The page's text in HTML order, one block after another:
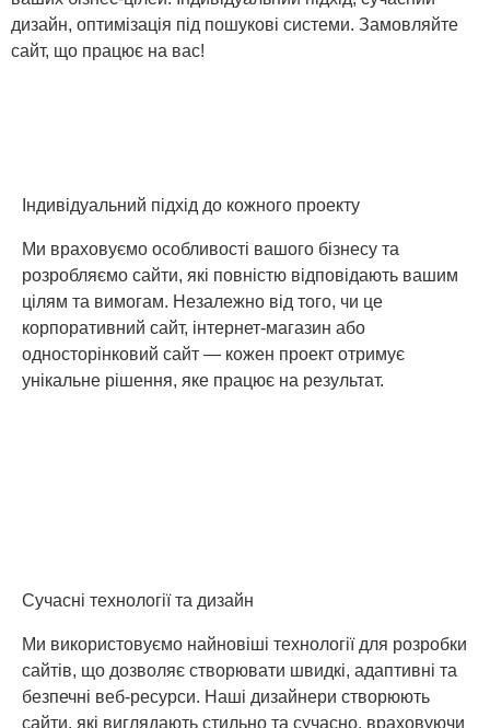
дизайн, оптимізація під пошукові системи. Замовляйте
сайт, що працює на вас!
Індивідуальний підхід до кожного проекту
Ми враховуємо особливості вашого бізнесу та
розробляємо сайти, які повністю відповідають вашим
цілям та вимогам. Незалежно від того, чи це
корпоративний сайт, інтернет-магазин або
односторінковий сайт — кожен проект отримує
унікальне рішення, яке працює на результат.
Сучасні технології та дизайн
Ми використовуємо найновіші технології для розробки
сайтів, що дозволяє створювати швидкі, адаптивні та
безпечні веб-ресурси. Наші дизайнери створюють
сайти, які виглядають стильно та сучасно, враховуючи